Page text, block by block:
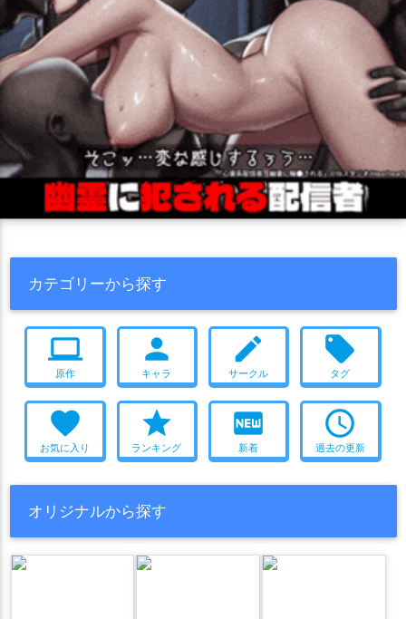
カテゴリーから探す
computer
原作
person
キャラ
create
サークル
local_offer
タグ
favorite
お気に入り
star
ランキング
fiber_new
新着
access_time
過去の更新
オリジナルから探す